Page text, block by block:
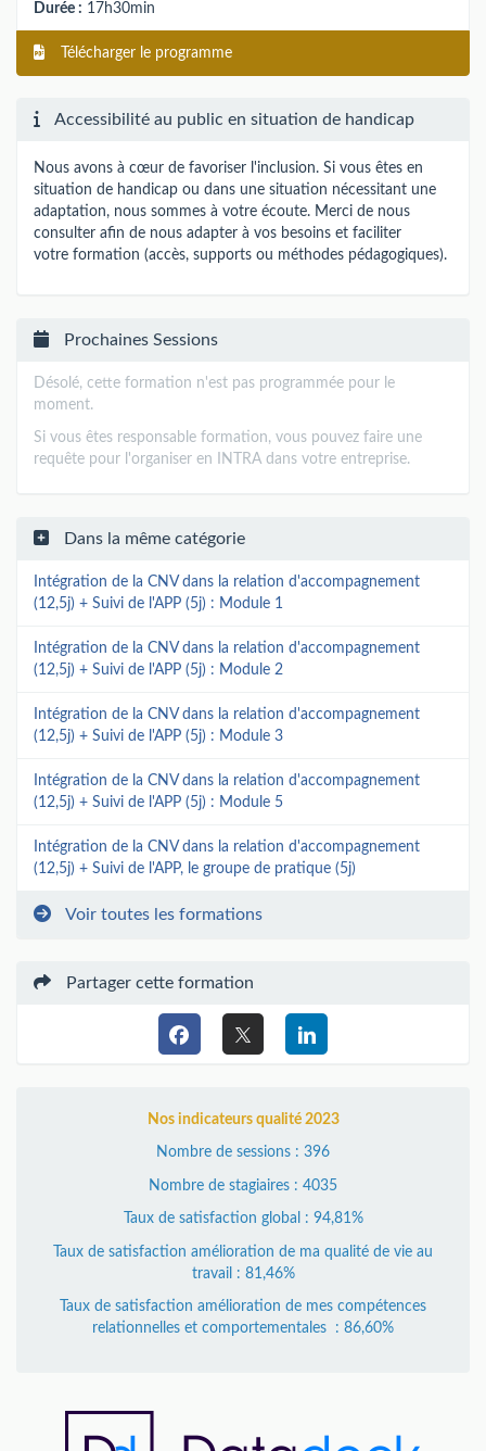
Durée : 17h30min
Télécharger le programme
Accessibilité au public en situation de handicap
Nous avons à cœur de favoriser l'inclusion. Si vous êtes en
situation de handicap ou dans une situation nécessitant une
adaptation, nous sommes à votre écoute. Merci de nous
consulter afin de nous adapter à vos besoins et faciliter
votre formation (accès, supports ou méthodes pédagogiques).
Prochaines Sessions
Désolé, cette formation n'est pas programmée pour le
moment.
Si vous êtes responsable formation, vous pouvez faire une
requête pour l'organiser en INTRA dans votre entreprise.
Dans la même catégorie
Intégration de la CNV dans la relation d'accompagnement
(12,5j) + Suivi de l'APP (5j) : Module 1
Intégration de la CNV dans la relation d'accompagnement
(12,5j) + Suivi de l'APP (5j) : Module 2
Intégration de la CNV dans la relation d'accompagnement
(12,5j) + Suivi de l'APP (5j) : Module 3
Intégration de la CNV dans la relation d'accompagnement
(12,5j) + Suivi de l'APP (5j) : Module 5
Intégration de la CNV dans la relation d'accompagnement
(12,5j) + Suivi de l'APP, le groupe de pratique (5j)
Voir toutes les formations
Partager cette formation
Nos indicateurs qualité 2023
Nombre de sessions : 396
Nombre de stagiaires : 4035
Taux de satisfaction global : 94,81%
Taux de satisfaction amélioration de ma qualité de vie au
travail : 81,46%
Taux de satisfaction amélioration de mes compétences
relationnelles et comportementales : 86,60%